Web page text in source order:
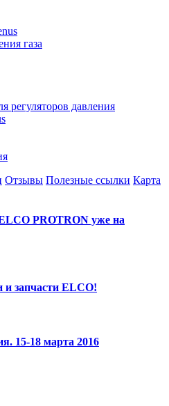
газа
регуляторов давления
Отзывы Полезные ссылки Карта
PROTRON уже на
запчасти ELCO!
15-18 марта 2016